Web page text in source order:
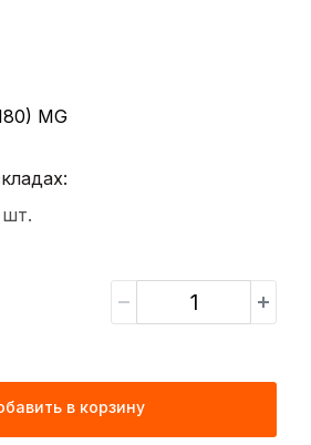
MG
в корзину